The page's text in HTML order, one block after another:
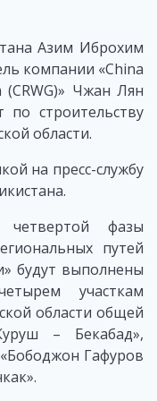
Азим Иброхим
компании «China
Чжан Лян
по строительству
области.
на пресс-службу
фазы
путей
будут выполнены
участкам
области общей
– Бекабад»,
Гафуров